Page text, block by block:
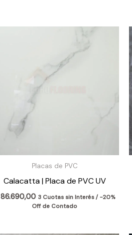
Placas de PVC
Calacatta | Placa de PVC UV
86.690,00 3 Cuotas sin Interés / -20%
Off de Contado